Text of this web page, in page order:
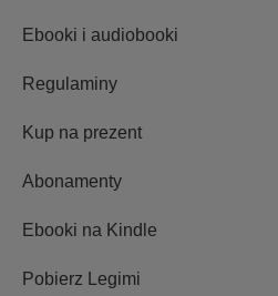
Ebooki i audiobooki
Regulaminy
Kup na prezent
Abonamenty
Ebooki na Kindle
Pobierz Legimi